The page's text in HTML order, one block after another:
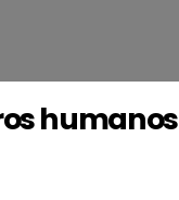
humanos